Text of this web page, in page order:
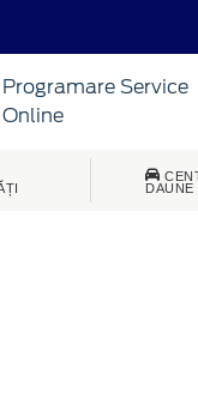
Programare Service
Online
DAUNE